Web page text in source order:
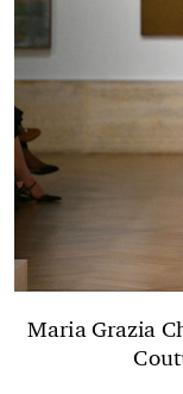
Maria Grazia